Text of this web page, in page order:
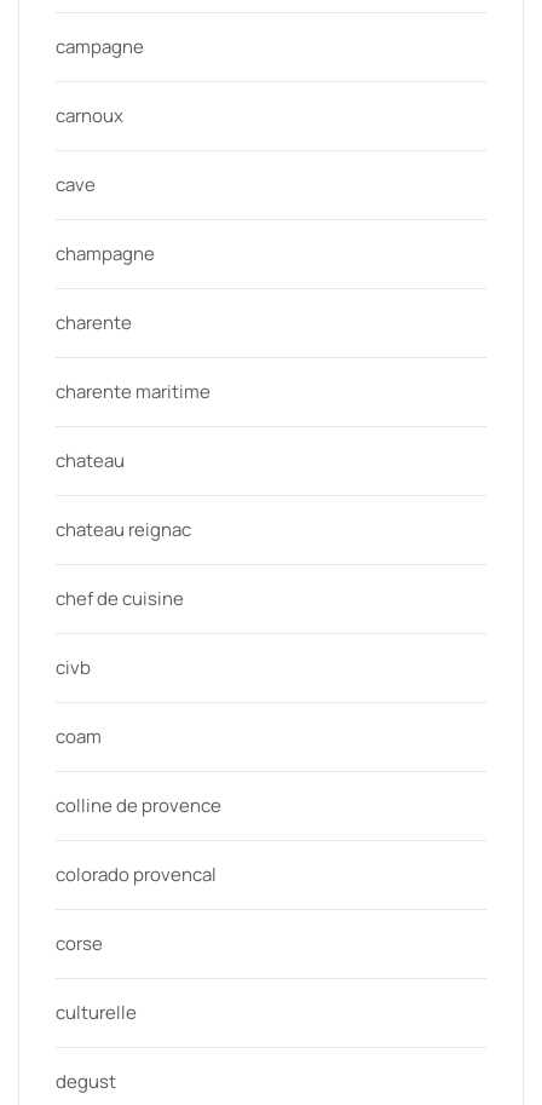
campagne
carnoux
cave
champagne
charente
charente maritime
chateau
chateau reignac
chef de cuisine
civb
coam
colline de provence
colorado provencal
corse
culturelle
degust